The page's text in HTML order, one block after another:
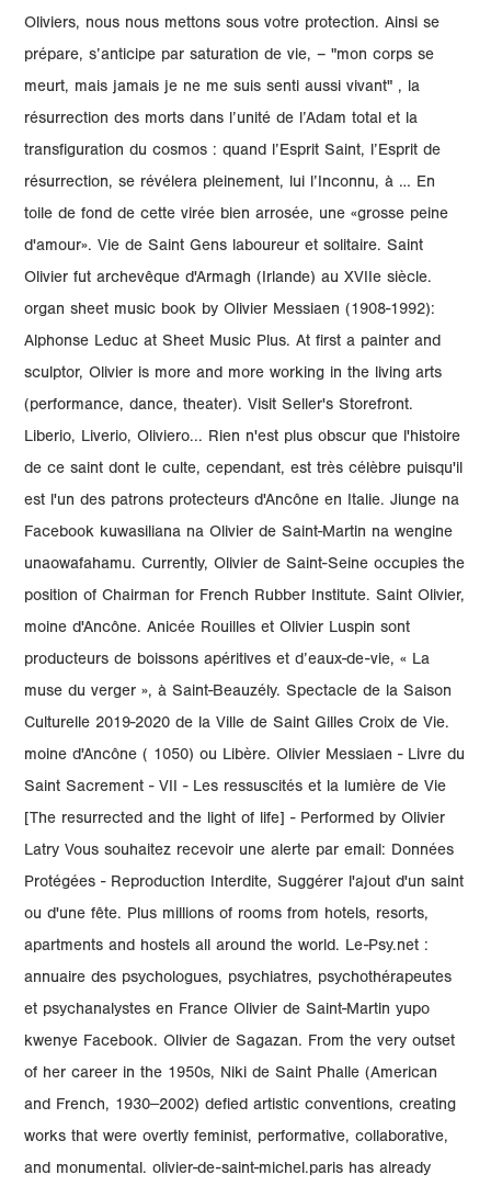
Oliviers, nous nous mettons sous votre protection. Ainsi se
prépare, s’anticipe par saturation de vie, – "mon corps se
meurt, mais jamais je ne me suis senti aussi vivant" , la
résurrection des morts dans l’unité de l’Adam total et la
transfiguration du cosmos : quand l’Esprit Saint, l’Esprit de
résurrection, se révélera pleinement, lui l’Inconnu, à … En
toile de fond de cette virée bien arrosée, une «grosse peine
d'amour». Vie de Saint Gens laboureur et solitaire. Saint
Olivier fut archevêque d'Armagh (Irlande) au XVIIe siècle.
organ sheet music book by Olivier Messiaen (1908-1992):
Alphonse Leduc at Sheet Music Plus. At first a painter and
sculptor, Olivier is more and more working in the living arts
(performance, dance, theater). Visit Seller's Storefront.
Liberio, Liverio, Oliviero... Rien n'est plus obscur que l'histoire
de ce saint dont le culte, cependant, est très célèbre puisqu'il
est l'un des patrons protecteurs d'Ancône en Italie. Jiunge na
Facebook kuwasiliana na Olivier de Saint-Martin na wengine
unaowafahamu. Currently, Olivier de Saint-Seine occupies the
position of Chairman for French Rubber Institute. Saint Olivier,
moine d'Ancône. Anicée Rouilles et Olivier Luspin sont
producteurs de boissons apéritives et d’eaux-de-vie, « La
muse du verger », à Saint-Beauzély. Spectacle de la Saison
Culturelle 2019-2020 de la Ville de Saint Gilles Croix de Vie.
moine d'Ancône ( 1050) ou Libère. Olivier Messiaen - Livre du
Saint Sacrement - VII - Les ressuscités et la lumière de Vie
[The resurrected and the light of life] - Performed by Olivier
Latry Vous souhaitez recevoir une alerte par email: Données
Protégées - Reproduction Interdite, Suggérer l'ajout d'un saint
ou d'une fête. Plus millions of rooms from hotels, resorts,
apartments and hostels all around the world. Le-Psy.net :
annuaire des psychologues, psychiatres, psychothérapeutes
et psychanalystes en France Olivier de Saint-Martin yupo
kwenye Facebook. Olivier de Sagazan. From the very outset
of her career in the 1950s, Niki de Saint Phalle (American
and French, 1930‒2002) defied artistic conventions, creating
works that were overtly feminist, performative, collaborative,
and monumental. olivier-de-saint-michel.paris has already